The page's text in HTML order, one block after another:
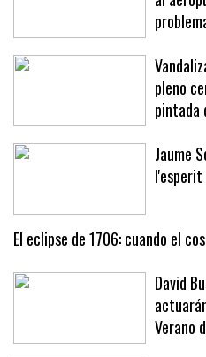
pleno
pintada
Jaume
El eclipse de 1706: cuando el
David
Verano